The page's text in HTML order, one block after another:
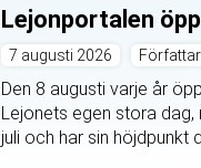
Lejonportalen
7 augusti 2026
Den 8 augusti varje år
Lejonets egen stora
juli och har sin höjdpunkt